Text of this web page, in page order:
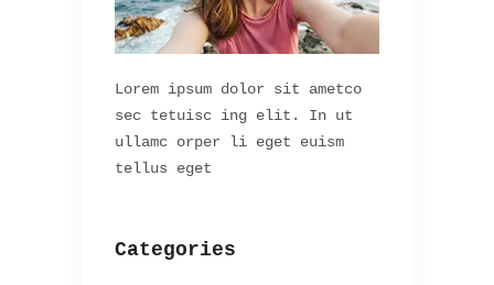
Lorem ipsum dolor sit ametco
sec tetuisc ing elit. In ut
ullamc orper li eget euism
tellus eget
Categories